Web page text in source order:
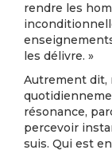
rendre les
les délivre. »
Autrement dit,
résonance,
percevoir
suis. Qui est